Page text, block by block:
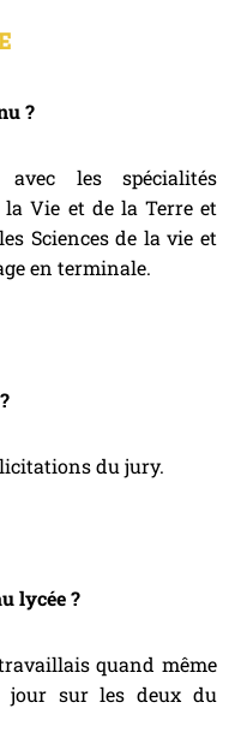
?
avec les spécialités
la Vie et de la Terre et
Sciences de la vie et
en terminale.
du jury.
lycée ?
quand même
sur les deux du